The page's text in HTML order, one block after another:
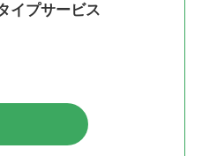
イプサービス